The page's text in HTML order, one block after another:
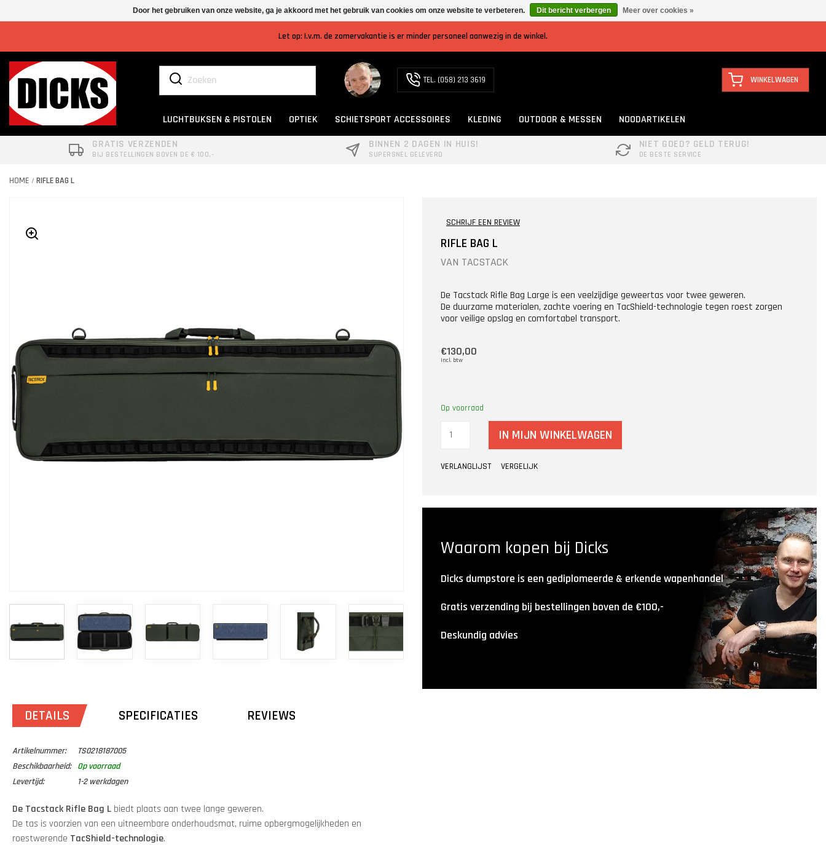
Let op: I.v.m. de zomervakantie is er minder personeel aanwezig in de winkel.
TEL. (058) 213 3619 WINKELWAGEN
LUCHTBUKSEN & PISTOLEN OPTIEK SCHIETSPORT ACCESSOIRES KLEDING OUTDOOR & MESSEN
NOODARTIKELEN
GRATIS VERZENDEN
BIJ BESTELLINGEN BOVEN DE € 100,-
BINNEN 2 DAGEN IN HUIS!
SUPERSNEL GELEVERD
NIET GOED? GELD TERUG!
DE BESTE SERVICE
HOME / RIFLE BAG L
DETAILS SPECIFICATIES REVIEWS
Artikelnummer:
TS0218187005
Beschikbaarheid:
Op voorraad
Levertijd:
1-2 werkdagen
De Tacstack Rifle Bag L biedt plaats aan twee lange geweren.
De tas is voorzien van een uitneembare onderhoudsmat, ruime opbergmogelijkheden en
roestwerende TacShield-technologie.
SCHRIJF EEN REVIEW
RIFLE BAG L
VAN TACSTACK
De Tacstack Rifle Bag Large is een veelzijdige geweertas voor twee geweren.
De duurzame materialen, zachte voering en TacShield-technologie tegen roest zorgen
voor veilige opslag en comfortabel transport.
€130,00
Incl. btw
Op voorraad
IN MIJN WINKELWAGEN
VERLANGLIJST VERGELIJK
Waarom kopen bij Dicks
Dicks dumpstore is een gediplomeerde & erkende wapenhandel
Gratis verzending bij bestellingen boven de €100,-
Deskundig advies
Door het gebruiken van onze website, ga je akkoord met het gebruik van cookies om onze website te verbeteren. Dit bericht verbergen Meer over cookies »